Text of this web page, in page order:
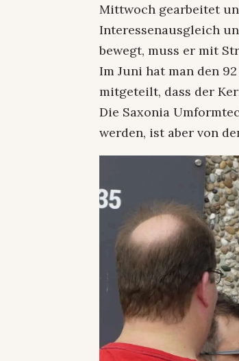
Mittwoch gearbeitet
Interessenausgleich
bewegt, muss er mit
Im Juni hat man den
mitgeteilt, dass der
Die Saxonia
werden, ist aber von